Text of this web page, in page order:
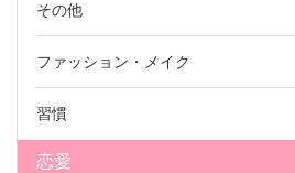
その他
ファッション・メイク
習慣
恋愛